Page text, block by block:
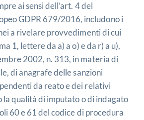
ai sensi dell’art. 4 del
GDPR 679/2016, includono i
a rivelare provvedimenti di cui
1, lettere da a) a o) e da r) a u),
2002, n. 313, in materia di
di anagrafe delle sanzioni
da reato e dei relativi
la qualità di imputato o di indagato
60 e 61 del codice di procedura